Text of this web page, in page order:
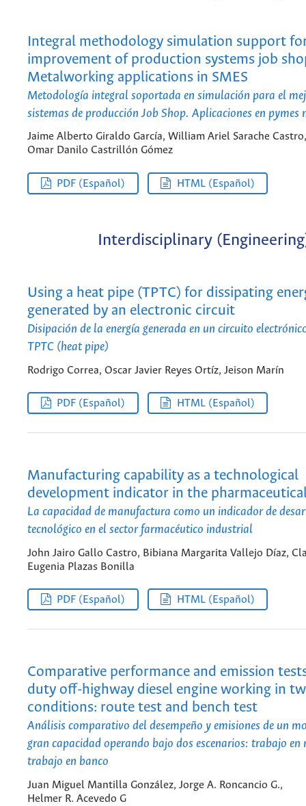
Integral methodology simulation support
improvement of production systems job
Metalworking applications in SMES
Metodología integral soportada en simulación para el
sistemas de producción Job Shop. Aplicaciones en pymes
Jaime Alberto Giraldo García, William Ariel Sarache Castro,
Omar Danilo Castrillón Gómez
PDF (Español) HTML (Español)
Interdisciplinary
Using a heat pipe (TPTC) for dissipating
generated by an electronic circuit
Disipación de la energía generada en un circuito
TPTC (heat pipe)
Rodrigo Correa, Oscar Javier Reyes Ortíz, Jeison Marín
PDF (Español) HTML (Español)
Manufacturing capability as a technological
development indicator in the
La capacidad de manufactura como un indicador de
tecnológico en el sector farmacéutico industrial
John Jairo Gallo Castro, Bibiana Margarita Vallejo Díaz,
Eugenia Plazas Bonilla
PDF (Español) HTML (Español)
Comparative performance and emission
duty off-highway diesel engine working in
conditions: route test and bench test
Análisis comparativo del desempeño y emisiones de un
gran capacidad operando bajo dos escenarios: trabajo
trabajo en banco
Juan Miguel Mantilla González, Jorge A. Roncancio G.,
Helmer R. Acevedo G